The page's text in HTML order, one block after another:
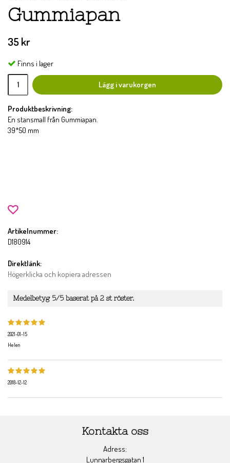
Gummiapan
35 kr
Finns i lager
Lägg i varukorgen
Produktbeskrivning:
En stansmall från Gummiapan.
39*50 mm
Artikelnummer:
D180914
Direktlänk:
Högerklicka och kopiera adressen
Medelbetyg 5/5 baserat på 2 st röster.
2021-01-15
Helen
2018-12-12
Kontakta oss
Adress:
Lunnarbergsgatan 1